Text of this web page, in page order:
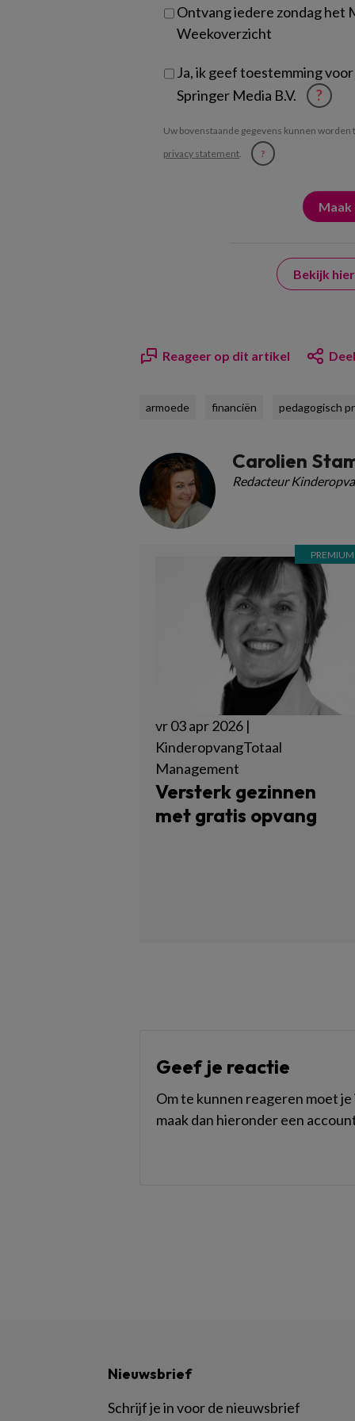
Ontvang iedere zondag het
Weekoverzicht
Ja, ik geef toestemming
Springer Media B.V.
?
Uw bovenstaande gegevens kunnen
privacy statement. ?
Bekijk
Reageer op dit artikel
armoede financiën pedagogisch
Carolien
Redacteur
vr 03 apr 2026 |
KinderopvangTotaal
Management
Versterk gezinnen
met gratis opvang
Geef je reactie
Om te kunnen reageren moet
maak dan hieronder een
Nieuwsbrief
Schrijf je in voor de nieuwsbrief